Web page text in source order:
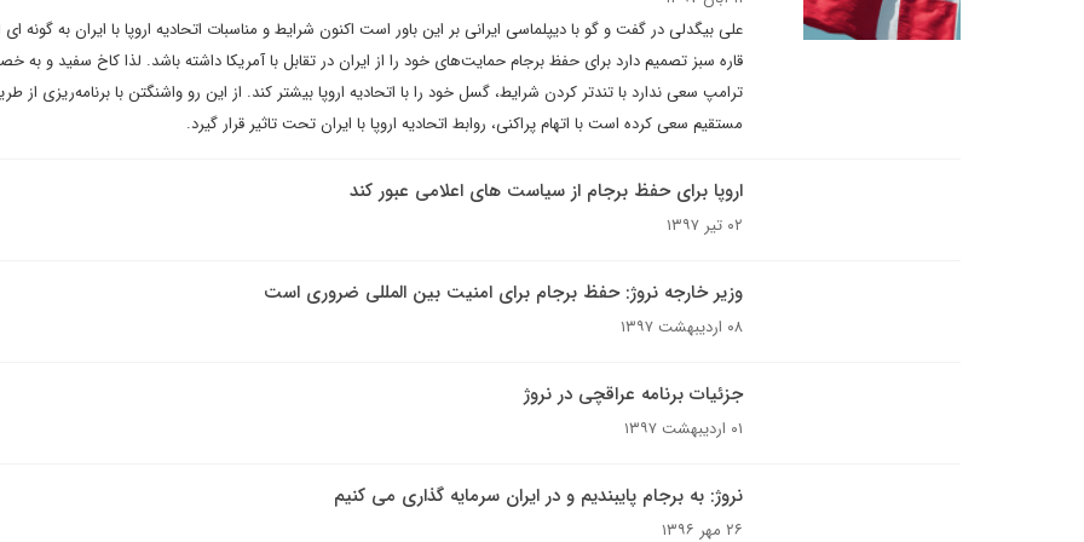
علی بیگدلی در گفت و گو با دیپلماسی ایرانی بر این باور است اکنون شرایط و مناسبات اتحادیه اروپا با ایران به گونه
قاره سبز تصمیم دارد برای حفظ برجام حمایت‌های خود را از ایران در تقابل با آمریکا داشته باشد. لذا کاخ سفید و به
ترامپ سعی ندارد با تندتر کردن شرایط، گسل خود را با اتحادیه اروپا بیشتر کند. از این رو واشنگتن با برنامه‌ریزی از
مستقیم سعی کرده است با اتهام پراکنی، روابط اتحادیه اروپا با ایران تحت تاثیر قرار گیرد.
اروپا برای حفظ برجام از سیاست های اعلامی عبور کند
۰۲ تیر ۱۳۹۷
وزیر خارجه نروژ: حفظ برجام برای امنیت بین المللی ضروری است
۰۸ اردیبهشت ۱۳۹۷
جزئیات برنامه عراقچی در نروژ
۰۱ اردیبهشت ۱۳۹۷
نروژ: به برجام پایبندیم و در ایران سرمایه گذاری می کنیم
۲۶ مهر ۱۳۹۶